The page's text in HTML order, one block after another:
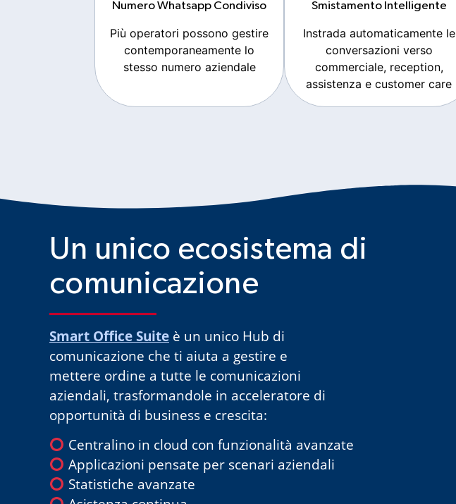
Numero Whatsapp Condiviso
Più operatori possono gestire
contemporaneamente lo
stesso numero aziendale
Smistamento Intelligente
Instrada automaticamente le
conversazioni verso
commerciale, reception,
assistenza e customer care
Un unico ecosistema di
comunicazione
Smart Office Suite è un unico Hub di
comunicazione che ti aiuta a gestire e
mettere ordine a tutte le comunicazioni
aziendali, trasformandole in acceleratore di
opportunità di business e crescita:
Centralino in cloud con funzionalità avanzate
Applicazioni pensate per scenari aziendali
Statistiche avanzate